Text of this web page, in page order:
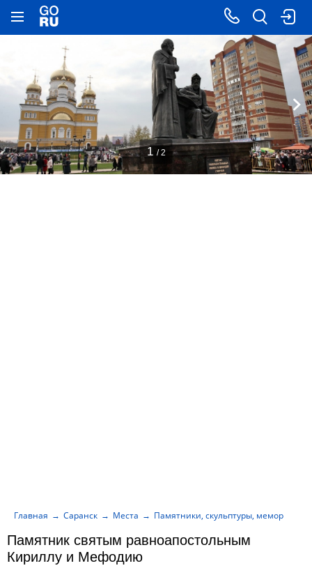
Памятник святым равноапостольным
Кириллу и Мефодию
Главная Саранск Места Памятники, скульптуры, мемориалы
1 / 2